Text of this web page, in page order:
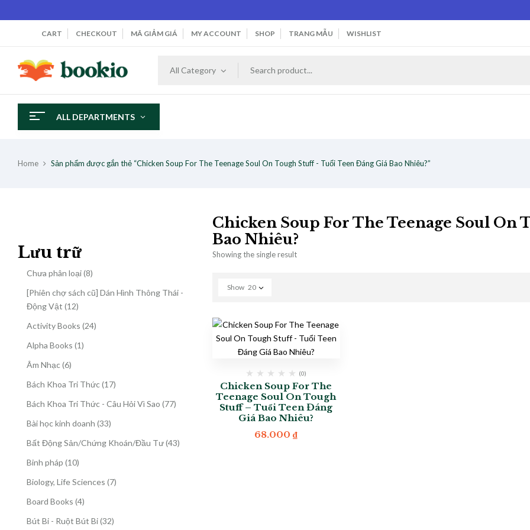
CART CHECKOUT MÃ GIẢM GIÁ MY ACCOUNT SHOP TRANG MẪU WISHLIST
All Category
ALL DEPARTMENTS
Home Sản phẩm được gắn thẻ “Chicken Soup For The Teenage Soul On Tough Stuff - Tuổi Teen Đáng Giá Bao Nhiêu?”
Lưu trữ
Chưa phân loại 88
phẩm
[Phiên chợ sách cũ] Dán Hình Thông Thái -
Động Vật 1212
phẩm
Activity Books 2424
Alpha Books 11
Âm Nhạc 66
Bách Khoa Tri Thức 1717
Bách Khoa Tri Thức - Câu Hỏi Vì Sao 7777
Bài học kinh doanh 3333
Bất Động Sản/Chứng Khoán/Đầu Tư 4343
Binh pháp 1010
Biology, Life Sciences 77
Board Books 44
phẩm
Bút Bi - Ruột Bút Bi 3232
Chicken Soup For The Teenage Soul On
Bao Nhiêu?
Showing the single result
Show 20
(0)
Chicken Soup For The
Teenage Soul On Tough
Stuff – Tuổi Teen Đáng
Giá Bao Nhiêu?
68.000₫